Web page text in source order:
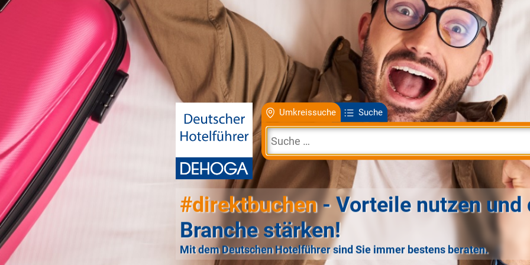
Umkreissuche Suche
#direktbuchen- Vorteile nutzen und
Branche stärken!
Mit dem Deutschen Hotelführer sind Sie immer bestens beraten.